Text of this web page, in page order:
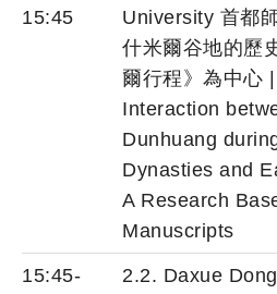
15:45
University 首都
什米爾谷地的歷
爾行程》為中心
Interaction
Dunhuang
Dynasties and
A Research
Manuscripts
15:45-
2.2. Daxue